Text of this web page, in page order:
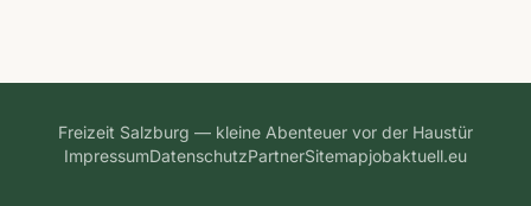
Freizeit Salzburg — kleine Abenteuer vor der Haustür
ImpressumDatenschutzPartnerSitemapjobaktuell.eu